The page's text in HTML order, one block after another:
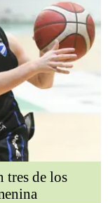
tres de los